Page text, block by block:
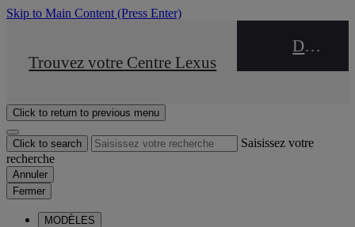
Skip to Main Content (Press Enter)
STOP DRIVE Takata
Trouvez votre Centre Lexus
DEALER NAME
Click to return to previous menu
Click to search
Saisissez votre
recherche
Annuler
Fermer
MODÈLES